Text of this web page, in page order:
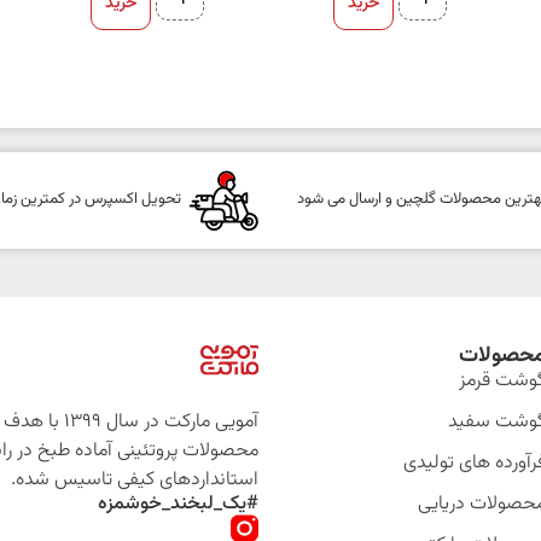
محصولات گلچین و ارسال می شود تحویل اکسپرس در کمترین
قرمز
سفید
های تولیدی
دریایی
آمویی مارکت در
محصولات پروتئینی آماده طبخ در
استانداردهای کیفی تاسیس شده.
#یک_لبخند_خوشمزه